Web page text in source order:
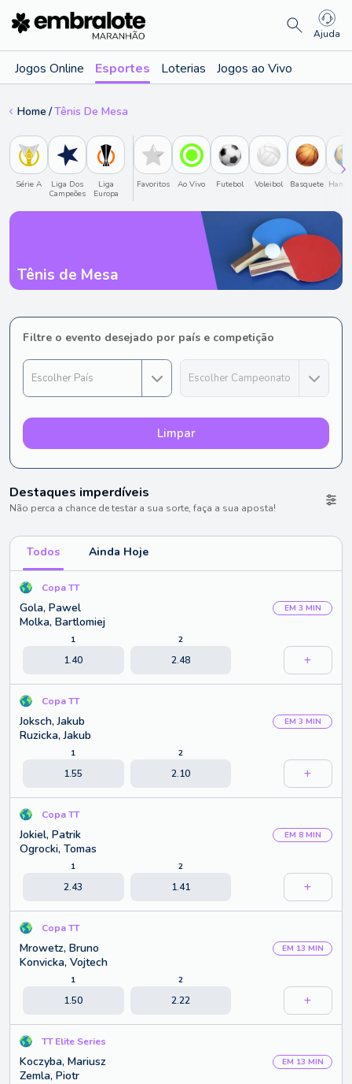
Ajuda
Jogos Online Esportes Loterias Jogos ao Vivo
Home Tênis De Mesa
Série A
Liga Dos
Campeões
Liga
Europa
Favoritos Ao Vivo Futebol Voleibol Basquete
Tênis de Mesa
Filtre o evento desejado por país e competição
Limpar
Destaques imperdíveis
Não perca a chance de testar a sua sorte, faça a sua aposta!
Todos Ainda Hoje
Copa TT
Gola, Pawel
Molka, Bartlomiej
EM 3 MIN
1
1.40
2
2.48
Copa TT
Joksch, Jakub
Ruzicka, Jakub
EM 3 MIN
1
1.55
2
2.10
Copa TT
Jokiel, Patrik
Ogrocki, Tomas
EM 8 MIN
1
2.43
2
1.41
Copa TT
Mrowetz, Bruno
Konvicka, Vojtech
EM 13 MIN
1
1.50
2
2.22
TT Elite Series
Koczyba, Mariusz
Zemla, Piotr
EM 13 MIN